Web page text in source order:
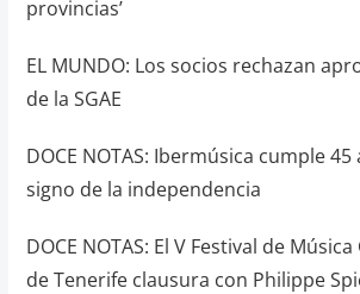
provincias’
EL MUNDO: Los socios rechazan
de la SGAE
DOCE NOTAS: Ibermúsica cumple
signo de la independencia
DOCE NOTAS: El V Festival de
de Tenerife clausura con Philippe